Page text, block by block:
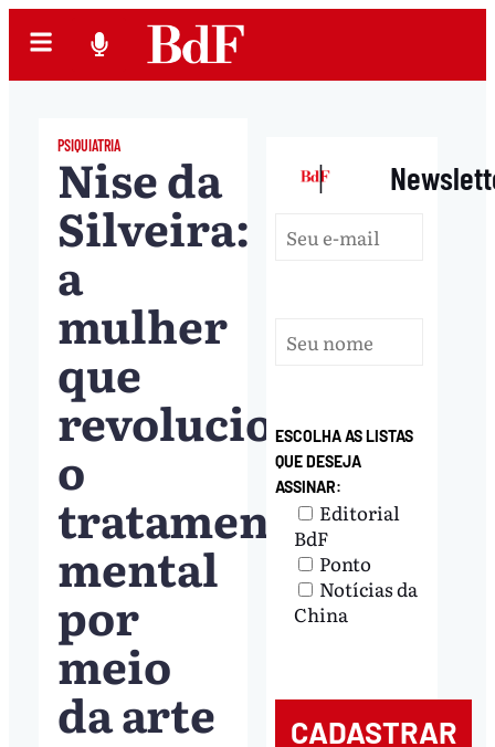
PSIQUIATRIA
Nise da
Silveira:
a
mulher
que
revolucionou
o
tratamento
mental
por
meio
da arte
|
ESCOLHA AS LISTAS
QUE DESEJA
ASSINAR:
Editorial
BdF
Ponto
Notícias da
China